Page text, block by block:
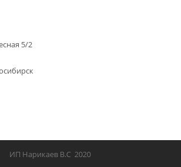
5/2
ИП Нарикаев В.С 2020